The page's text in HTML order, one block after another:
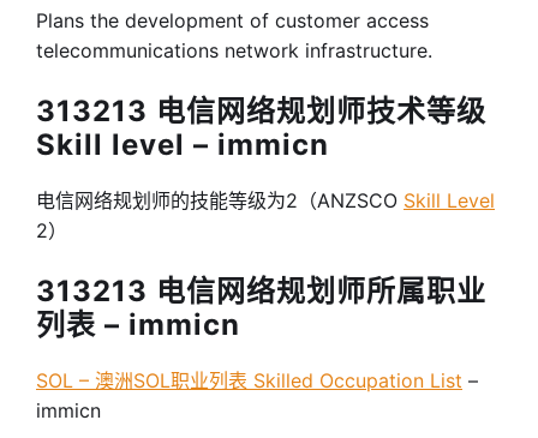
Plans the development of customer access
telecommunications network infrastructure.
313213 电信网络规划师技术等级
Skill level – immicn
电信网络规划师的技能等级为2（ANZSCO Skill Level
2）
313213 电信网络规划师所属职业
列表 – immicn
SOL – 澳洲SOL职业列表 Skilled Occupation List –
immicn